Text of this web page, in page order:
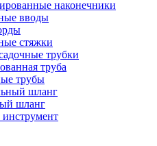
наконечники
вводы
стяжки
трубки
труба
трубы
шланг
шланг